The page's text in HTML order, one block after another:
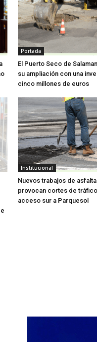
Portada
El Puerto Seco de
su ampliación con una
cinco millones de euros
Institucional
Nuevos trabajos de
provocan cortes de tráfico
acceso sur a Parquesol